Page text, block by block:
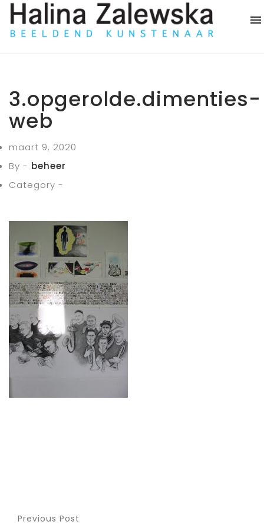
3.opgerolde.dimenties-
web
maart 9, 2020
By - beheer
Category -
Previous Post